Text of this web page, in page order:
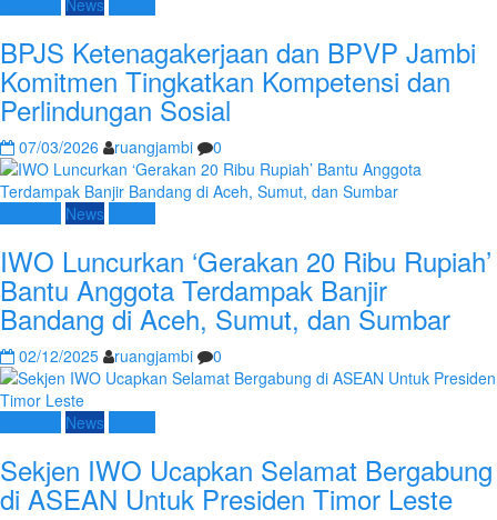
News
BPJS Ketenagakerjaan dan BPVP Jambi
Komitmen Tingkatkan Kompetensi dan
Perlindungan Sosial
07/03/2026 ruangjambi 0
News
IWO Luncurkan ‘Gerakan 20 Ribu Rupiah’
Bantu Anggota Terdampak Banjir
Bandang di Aceh, Sumut, dan Sumbar
02/12/2025 ruangjambi 0
News
Sekjen IWO Ucapkan Selamat Bergabung
di ASEAN Untuk Presiden Timor Leste